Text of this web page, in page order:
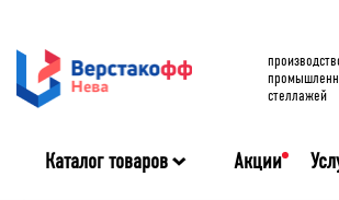
стеллажей
Каталог товаров Акции